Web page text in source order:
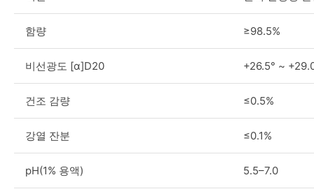
함량 ≥98.5%
비선광도 [α]D20 +26.5° ~
건조 감량 ≤0.5%
강열 잔분 ≤0.1%
pH(1% 용액) 5.5–7.0